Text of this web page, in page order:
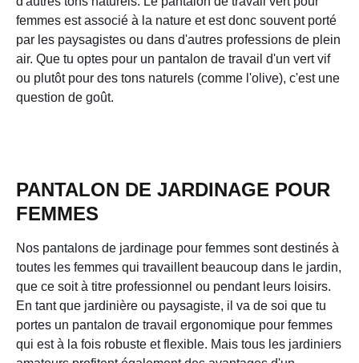
femmes est associé à la nature et est donc souvent porté
par les paysagistes ou dans d'autres professions de plein
air. Que tu optes pour un pantalon de travail d'un vert vif
ou plutôt pour des tons naturels (comme l'olive), c'est une
question de goût.
PANTALON DE JARDINAGE POUR
FEMMES
Nos pantalons de jardinage pour femmes sont destinés à
toutes les femmes qui travaillent beaucoup dans le jardin,
que ce soit à titre professionnel ou pendant leurs loisirs.
En tant que jardinière ou paysagiste, il va de soi que tu
portes un pantalon de travail ergonomique pour femmes
qui est à la fois robuste et flexible. Mais tous les jardiniers